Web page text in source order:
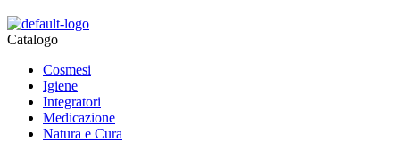
Catalogo
Cosmesi
Igiene
Integratori
Medicazione
Natura e Cura